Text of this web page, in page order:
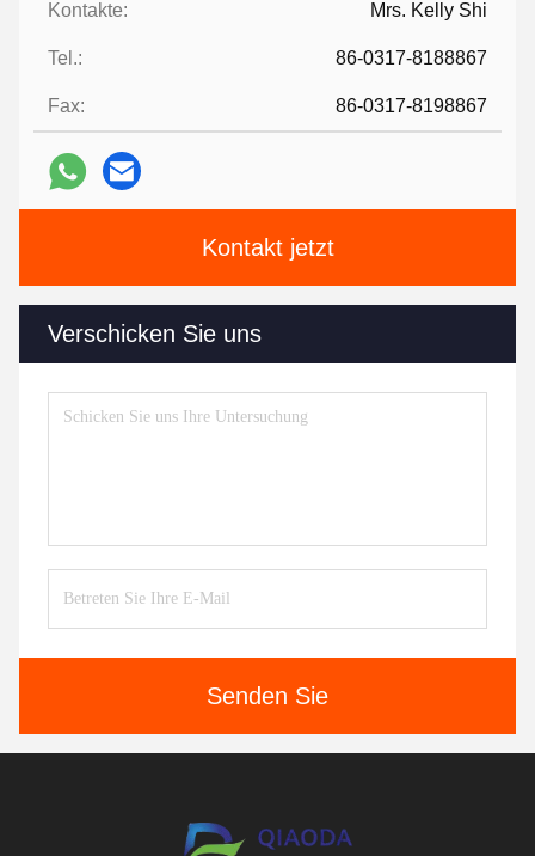
Kontakte: Mrs. Kelly Shi
Tel.: 86-0317-8188867
Fax: 86-0317-8198867
Kontakt jetzt
Verschicken Sie uns
Senden Sie